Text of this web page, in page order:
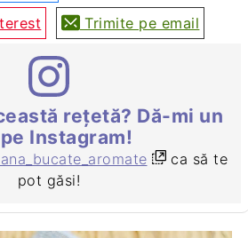
Trimite pe email
rețetă? Dă-mi un
Instagram!
ca să te
pot găsi!